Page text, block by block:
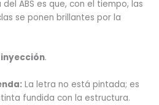
ABS es que, con el tiempo, las
se ponen brillantes por la
inyección.
La letra no está pintada; es
fundida con la estructura.